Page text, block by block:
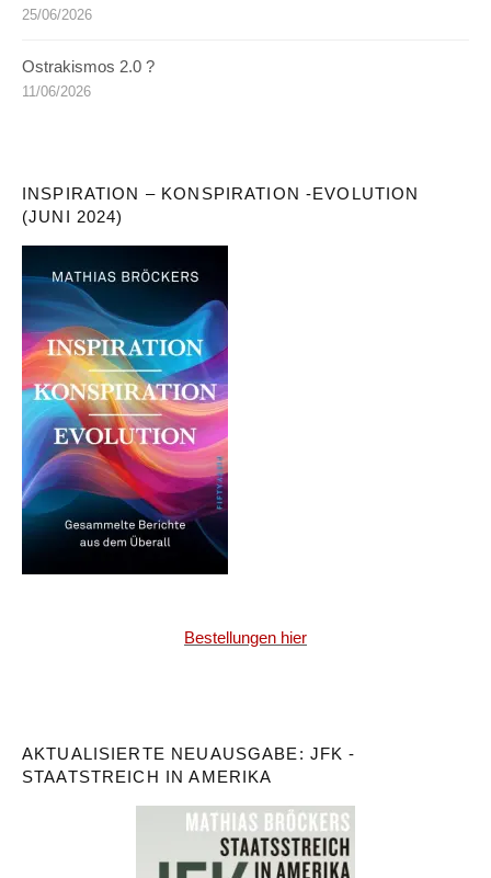
25/06/2026
Ostrakismos 2.0 ?
11/06/2026
INSPIRATION – KONSPIRATION -EVOLUTION
(JUNI 2024)
Bestellungen hier
AKTUALISIERTE NEUAUSGABE: JFK -
STAATSTREICH IN AMERIKA